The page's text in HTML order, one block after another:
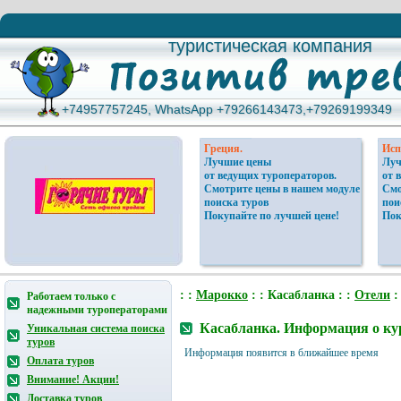
туристическая компания
туристическая компания
+74957757245, WhatsApp +79266143473,+79269199349
+74957757245, WhatsApp +79266143473,+79269199349
Греция.
Лучшие цены
от ведущих туроператоров.
Смотрите цены в нашем модуле
поиска туров
Покупайте по лучшей цене!
от
Работаем только с
надежными туроператорами
Уникальная система поиска
туров
Оплата туров
Внимание! Акции!
Доставка туров
: : Марокко : : Касабланка : : Отели
Касабланка. Информация о
Информация появится в ближайшее время